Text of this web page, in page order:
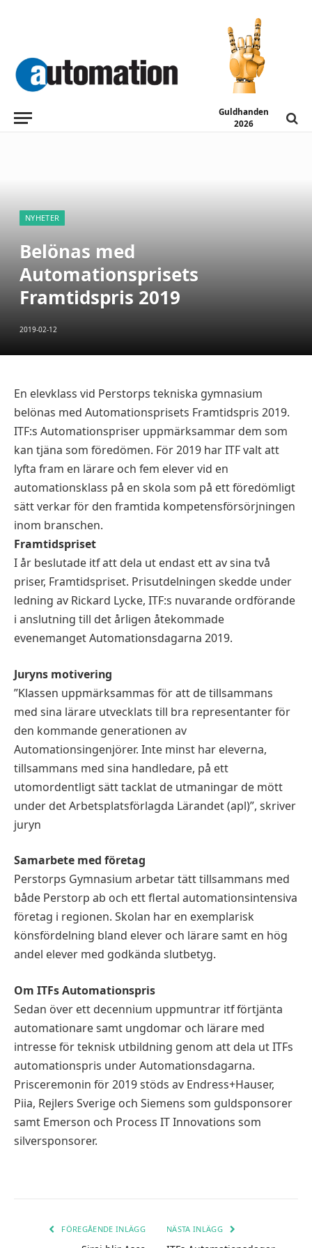
Guldhanden
2026
NYHETER
Belönas med
Automationsprisets
Framtidspris 2019
2019-02-12
En elevklass vid Perstorps tekniska gymnasium
belönas med Automationsprisets Framtidspris 2019.
ITF:s Automationspriser uppmärksammar dem som
kan tjäna som föredömen. För 2019 har ITF valt att
lyfta fram en lärare och fem elever vid en
automationsklass på en skola som på ett föredömligt
sätt verkar för den framtida kompetensförsörjningen
inom branschen.
Framtidspriset
I år beslutade itf att dela ut endast ett av sina två
priser, Framtidspriset. Prisutdelningen skedde under
ledning av Rickard Lycke, ITF:s nuvarande ordförande
i anslutning till det årligen åtekommade
evenemanget Automationsdagarna 2019.
Juryns motivering
”Klassen uppmärksammas för att de tillsammans
med sina lärare utvecklats till bra representanter för
den kommande generationen av
Automationsingenjörer. Inte minst har eleverna,
tillsammans med sina handledare, på ett
utomordentligt sätt tacklat de utmaningar de mött
under det Arbetsplatsförlagda Lärandet (apl)”, skriver
juryn
Samarbete med företag
Perstorps Gymnasium arbetar tätt tillsammans med
både Perstorp ab och ett flertal automationsintensiva
företag i regionen. Skolan har en exemplarisk
könsfördelning bland elever och lärare samt en hög
andel elever med godkända slutbetyg.
Om ITFs Automationspris
Sedan över ett decennium uppmuntrar itf förtjänta
automationare samt ungdomar och lärare med
intresse för teknisk utbildning genom att dela ut ITFs
automationspris under Automationsdagarna.
Prisceremonin för 2019 stöds av Endress+Hauser,
Piia, Rejlers Sverige och Siemens som guldsponsorer
samt Emerson och Process IT Innovations som
silversponsorer.
FÖREGÅENDE INLÄGG NÄSTA INLÄGG